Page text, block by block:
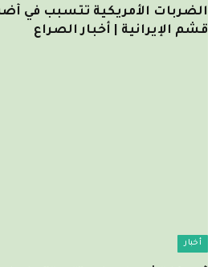
الضربات الأمريكية تتسبب في
قشم الإيرانية | أخبار الصراع
أخبار